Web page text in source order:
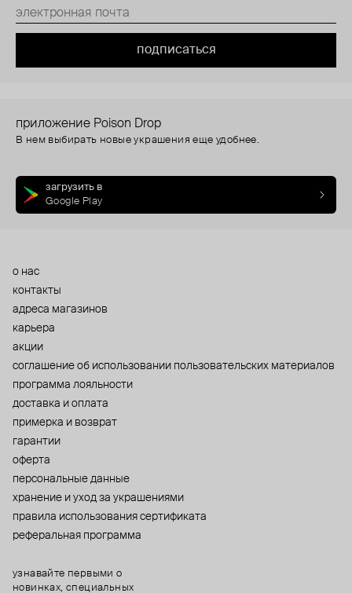
подписаться
приложение Poison Drop
В нем выбирать новые украшения еще удобнее.
загрузить в
Google Play
о нас
контакты
адреса магазинов
карьера
акции
cоглашение об использовании пользовательских материалов
программа лояльности
доставка и оплата
примерка и возврат
гарантии
оферта
персональные данные
хранение и уход за украшениями
правила использования сертификата
реферальная программа
узнавайте первыми о
новинках, специальных